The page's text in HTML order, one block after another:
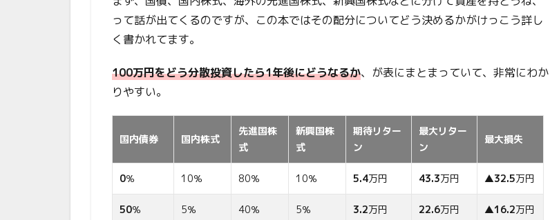
って話が出てくるのですが、この本ではその配分についてどう決めるかがけっこう詳し
く書かれてます。
100万円をどう分散投資したら1年後にどうなるか、が表にまとまっていて、非常にわか
りやすい。
国内債券 国内株式
先進国株
式
新興国株
式
期待リター
ン
最大リター
ン
最大損失
0％ 10％ 80％ 10％ 5.4万円 43.3万円 ▲32.5万円
50％ 5％ 40％ 5％ 3.2万円 22.6万円 ▲16.2万円